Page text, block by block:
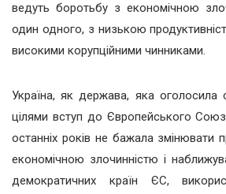
ведуть боротьбу з економічною
один одного, з низькою
високими корупційними чинниками.
Україна, як держава, яка оголосила
цілями вступ до Європейського
останніх років не бажала змінювати
економічною злочинністю і
демократичних країн ЄС,